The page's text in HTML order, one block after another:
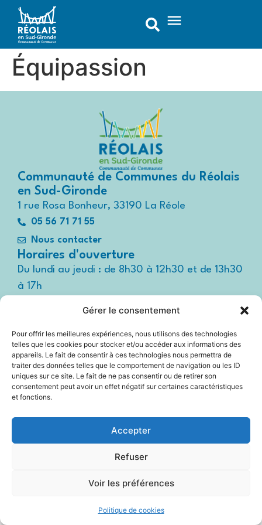
Gérer le consentement
Pour offrir les meilleures expériences, nous utilisons des technologies
telles que les cookies pour stocker et/ou accéder aux informations des
appareils. Le fait de consentir à ces technologies nous permettra de
traiter des données telles que le comportement de navigation ou les ID
uniques sur ce site. Le fait de ne pas consentir ou de retirer son
consentement peut avoir un effet négatif sur certaines caractéristiques
et fonctions.
Accepter
Refuser
Voir les préférences
Politique de cookies
principal
Équipassion
Communauté de Communes du Réolais
en Sud-Gironde
1 rue Rosa Bonheur, 33190 La Réole
05 56 71 71 55
Nous contacter
Horaires d'ouverture
Du lundi au jeudi : de 8h30 à 12h30 et de 13h30
à 17h
Suivez-nous !
Espace
presse
Mentions légales
Plan du site
Politique Cookies (UE)